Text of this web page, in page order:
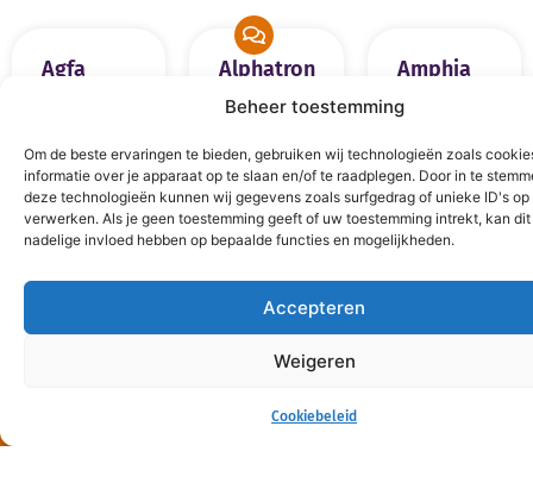
Beheer toestemming
Om de beste ervaringen te bieden, gebruiken wij technologieën zoals
informatie over je apparaat op te slaan en/of te raadplegen. Door in te
deze technologieën kunnen wij gegevens zoals surfgedrag of unieke ID's
verwerken. Als je geen toestemming geeft of uw toestemming intrekt, kan
nadelige invloed hebben op bepaalde functies en mogelijkheden.
Accepteren
Weigeren
Cookiebeleid
Agfa
Locatie:Rotterdam
Alphatron
Categorie:
Locatie:
Rotterdam
Amphia
Categorie:
User
Locatie:
Breda